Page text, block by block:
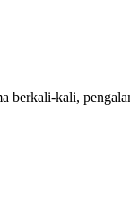
berkali-kali,